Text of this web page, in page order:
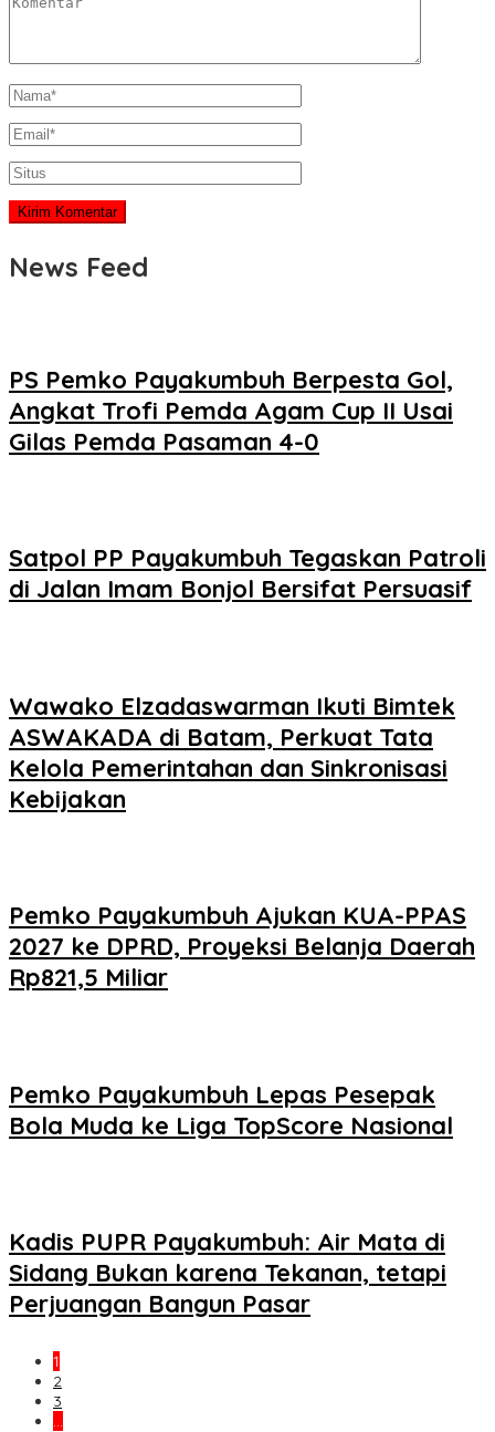
News Feed
PS Pemko Payakumbuh Berpesta Gol,
Angkat Trofi Pemda Agam Cup II Usai
Gilas Pemda Pasaman 4-0
Satpol PP Payakumbuh Tegaskan Patroli
di Jalan Imam Bonjol Bersifat Persuasif
Wawako Elzadaswarman Ikuti Bimtek
ASWAKADA di Batam, Perkuat Tata
Kelola Pemerintahan dan Sinkronisasi
Kebijakan
Pemko Payakumbuh Ajukan KUA-PPAS
2027 ke DPRD, Proyeksi Belanja Daerah
Rp821,5 Miliar
Pemko Payakumbuh Lepas Pesepak
Bola Muda ke Liga TopScore Nasional
Kadis PUPR Payakumbuh: Air Mata di
Sidang Bukan karena Tekanan, tetapi
Perjuangan Bangun Pasar
1
2
3
…